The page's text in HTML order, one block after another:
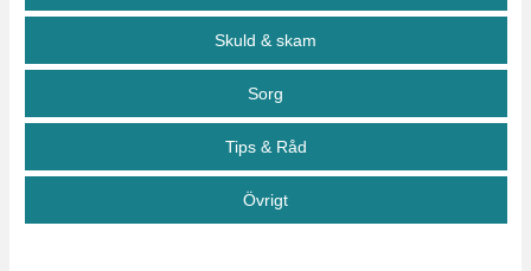
Skuld & skam
Sorg
Tips & Råd
Övrigt